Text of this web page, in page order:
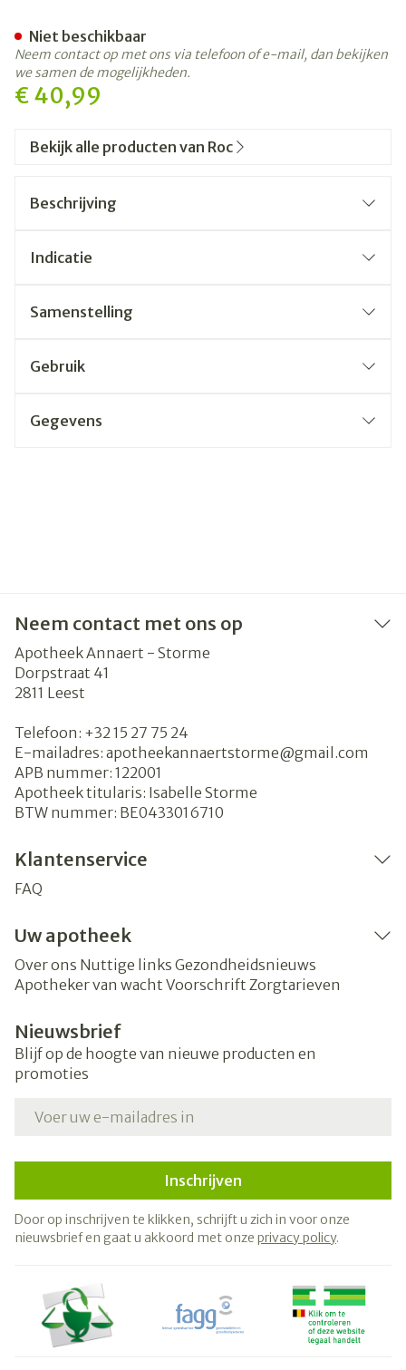
€ 40,99
Niet beschikbaar
Neem contact op met ons via telefoon of e-mail, dan bekijken
we samen de mogelijkheden.
Bekijk alle producten van Roc
Beschrijving
Indicatie
Samenstelling
Gebruik
Gegevens
Neem contact met ons op
Apotheek Annaert - Storme
Dorpstraat 41
2811 Leest
Telefoon: +32 15 27 75 24
E-mailadres: apotheekannaertstorme@gmail.com
APB nummer: 122001
Apotheek titularis: Isabelle Storme
BTW nummer: BE0433016710
Klantenservice
FAQ
Uw apotheek
Over ons Nuttige links Gezondheidsnieuws
Apotheker van wacht Voorschrift Zorgtarieven
Nieuwsbrief
Blijf op de hoogte van nieuwe producten en
promoties
Inschrijven
Door op inschrijven te klikken, schrijft u zich in voor onze
nieuwsbrief en gaat u akkoord met onze privacy policy.